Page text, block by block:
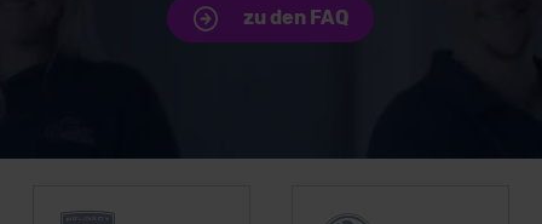
zu den FAQ